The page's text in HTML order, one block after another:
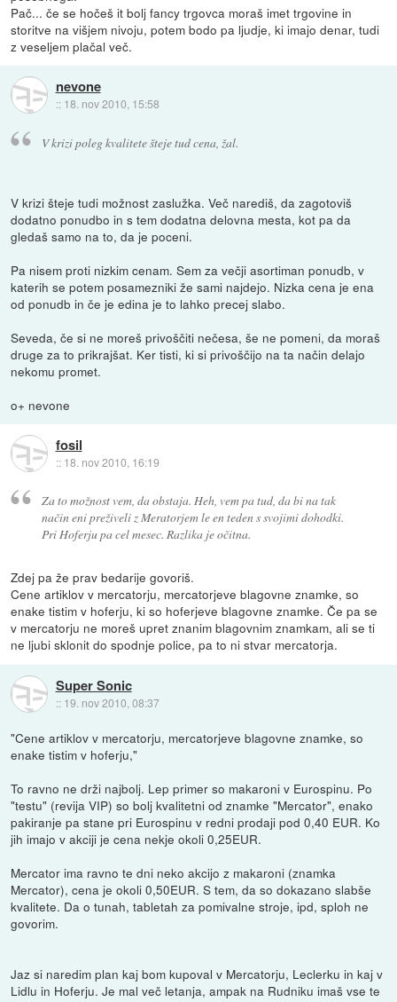
Pač... če se hočeš it bolj fancy trgovca moraš imet trgovine in
storitve na višjem nivoju, potem bodo pa ljudje, ki imajo denar, tudi
z veseljem plačal več.
nevone
:: 18. nov 2010, 15:58
V krizi poleg kvalitete šteje tud cena, žal.
V krizi šteje tudi možnost zaslužka. Več narediš, da zagotoviš
dodatno ponudbo in s tem dodatna delovna mesta, kot pa da
gledaš samo na to, da je poceni.
Pa nisem proti nizkim cenam. Sem za večji asortiman ponudb, v
katerih se potem posamezniki že sami najdejo. Nizka cena je ena
od ponudb in če je edina je to lahko precej slabo.
Seveda, če si ne moreš privoščiti nečesa, še ne pomeni, da moraš
druge za to prikrajšat. Ker tisti, ki si privoščijo na ta način delajo
nekomu promet.
o+ nevone
fosil
:: 18. nov 2010, 16:19
Za to možnost vem, da obstaja. Heh, vem pa tud, da bi na tak
način eni preživeli z Meratorjem le en teden s svojimi dohodki.
Pri Hoferju pa cel mesec. Razlika je očitna.
Zdej pa že prav bedarije govoriš.
Cene artiklov v mercatorju, mercatorjeve blagovne znamke, so
enake tistim v hoferju, ki so hoferjeve blagovne znamke. Če pa se
v mercatorju ne moreš upret znanim blagovnim znamkam, ali se ti
ne ljubi sklonit do spodnje police, pa to ni stvar mercatorja.
Super Sonic
:: 19. nov 2010, 08:37
"Cene artiklov v mercatorju, mercatorjeve blagovne znamke, so
enake tistim v hoferju,"
To ravno ne drži najbolj. Lep primer so makaroni v Eurospinu. Po
"testu" (revija VIP) so bolj kvalitetni od znamke "Mercator", enako
pakiranje pa stane pri Eurospinu v redni prodaji pod 0,40 EUR. Ko
jih imajo v akciji je cena nekje okoli 0,25EUR.
Mercator ima ravno te dni neko akcijo z makaroni (znamka
Mercator), cena je okoli 0,50EUR. S tem, da so dokazano slabše
kvalitete. Da o tunah, tabletah za pomivalne stroje, ipd, sploh ne
govorim.
Jaz si naredim plan kaj bom kupoval v Mercatorju, Leclerku in kaj v
Lidlu in Hoferju. Je mal več letanja, ampak na Rudniku imaš vse te